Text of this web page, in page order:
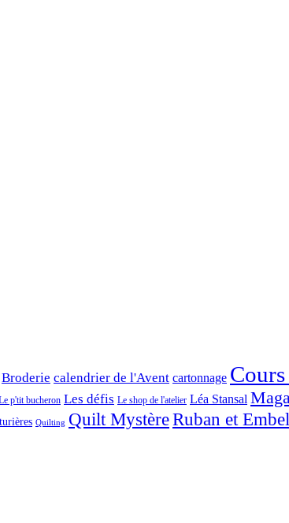
Broderie calendrier de l'Avent cartonnage
p'tit bucheron Les défis Le shop de l'atelier Léa Stansal
Quilting Quilt MystèreRuban et